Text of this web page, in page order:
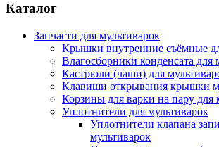
Каталог
Запчасти для мультиварок
Крышки внутренние съёмные
Влагосборники конденсата для
Кастрюли (чаши) для
Клавиши открывания крышки
Корзины для варки на пару для
Уплотнители для мультиварок
Уплотнители клапана
мультиварок